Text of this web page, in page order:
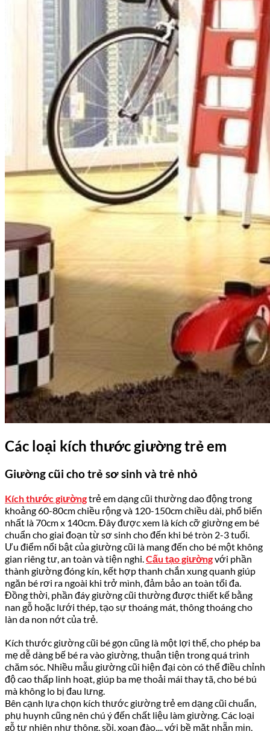
Các loại kích thước giường trẻ em
Giường cũi cho trẻ sơ sinh và trẻ nhỏ
Kích thước giườngtrẻ em dạng cũi thường dao động trong
khoảng 60-80cm chiều rộng và 120-150cm chiều dài, phổ biến
nhất là 70cm x 140cm. Đây được xem là kích cỡ giường em bé
chuẩn cho giai đoạn từ sơ sinh cho đến khi bé tròn 2-3 tuổi.
Ưu điểm nổi bật của giường cũi là mang đến cho bé một không
gian riêng tư, an toàn và tiện nghi. Cấu tạo giườngvới phần
thành giường đóng kín, kết hợp thanh chắn xung quanh giúp
ngăn bé rơi ra ngoài khi trở mình, đảm bảo an toàn tối đa.
Đồng thời, phần đáy giường cũi thường được thiết kế bằng
nan gỗ hoặc lưới thép, tạo sự thoáng mát, thông thoáng cho
làn da non nớt của trẻ.
Kích thước giường cũi bé gọn cũng là một lợi thế, cho phép ba
mẹ dễ dàng bế bé ra vào giường, thuận tiện trong quá trình
chăm sóc. Nhiều mẫu giường cũi hiện đại còn có thể điều chỉnh
độ cao thấp linh hoạt, giúp ba mẹ thoải mái thay tã, cho bé bú
mà không lo bị đau lưng.
Bên cạnh lựa chọn kích thước giường trẻ em dạng cũi chuẩn,
phụ huynh cũng nên chú ý đến chất liệu làm giường. Các loại
gỗ tự nhiên như thông, sồi, xoan đào,... với bề mặt nhẵn mịn,